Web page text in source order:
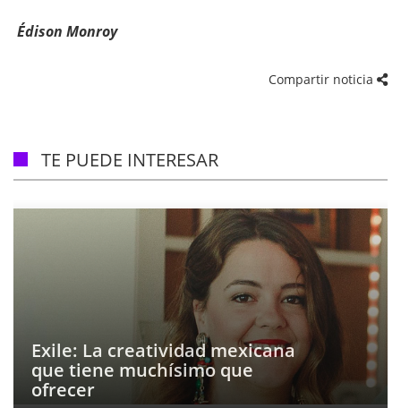
Édison Monroy
Compartir noticia
TE PUEDE INTERESAR
Exile: La creatividad mexicana
que tiene muchísimo que
ofrecer